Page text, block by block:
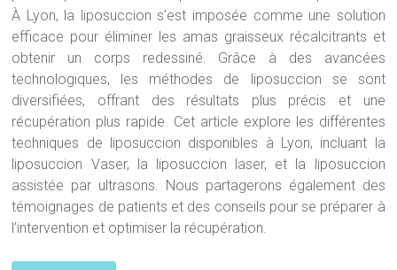
À Lyon, la liposuccion s’est imposée comme une solution
efficace pour éliminer les amas graisseux récalcitrants et
obtenir un corps redessiné. Grâce à des avancées
technologiques, les méthodes de liposuccion se sont
diversifiées, offrant des résultats plus précis et une
récupération plus rapide. Cet article explore les différentes
techniques de liposuccion disponibles à Lyon, incluant la
liposuccion Vaser, la liposuccion laser, et la liposuccion
assistée par ultrasons. Nous partagerons également des
témoignages de patients et des conseils pour se préparer à
l’intervention et optimiser la récupération.